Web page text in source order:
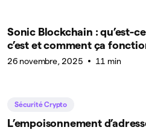
Sonic Blockchain : qu’est-
c’est et comment ça
26 novembre, 2025 11 min
Sécurité Crypto
L’empoisonnement